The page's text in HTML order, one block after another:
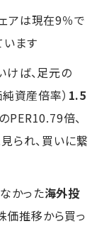
アは現在9％で
います
ば、足元の
資産倍率） 1.5
PER10.79倍、
見られ、買いに繋
かった海外投
価推移から買っ